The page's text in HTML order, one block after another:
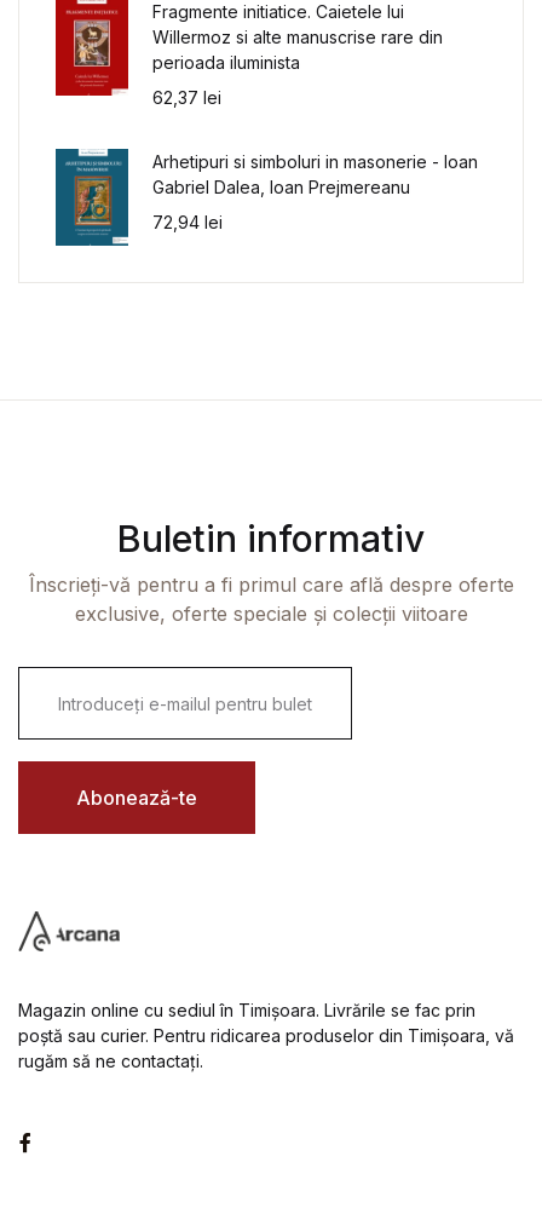
Fragmente initiatice. Caietele lui
Willermoz si alte manuscrise rare din
perioada iluminista
62,37 lei
Arhetipuri si simboluri in masonerie - Ioan
Gabriel Dalea, Ioan Prejmereanu
72,94 lei
Buletin informativ
Înscrieți-vă pentru a fi primul care află despre oferte
exclusive, oferte speciale și colecții viitoare
i
l
Abonează-te
Magazin online cu sediul în Timișoara. Livrările se fac prin
poștă sau curier. Pentru ridicarea produselor din Timișoara, vă
rugăm să ne contactați.